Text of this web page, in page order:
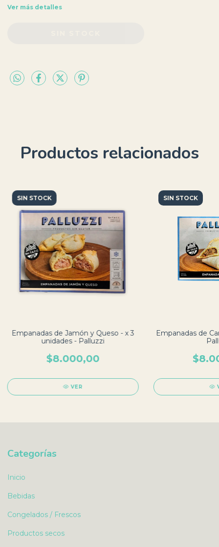
Ver más detalles
Productos relacionados
SIN STOCK
Empanadas de Jamón y Queso - x 3
unidades - Palluzzi
$8.000,00
VER
SIN STOCK
Empanadas de
Categorías
Inicio
Bebidas
Congelados / Frescos
Productos secos